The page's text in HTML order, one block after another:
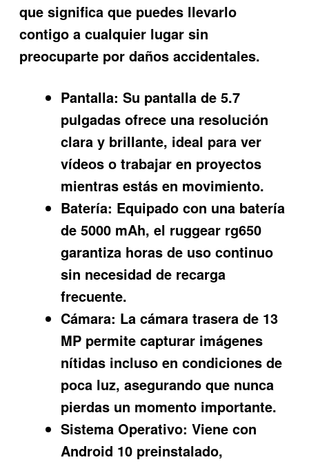
que significa que puedes llevarlo
contigo a cualquier lugar sin
preocuparte por daños accidentales.
Pantalla: Su pantalla de 5.7
pulgadas ofrece una resolución
clara y brillante, ideal para ver
vídeos o trabajar en proyectos
mientras estás en movimiento.
Batería: Equipado con una batería
de 5000 mAh, el ruggear rg650
garantiza horas de uso continuo
sin necesidad de recarga
frecuente.
Cámara: La cámara trasera de 13
MP permite capturar imágenes
nítidas incluso en condiciones de
poca luz, asegurando que nunca
pierdas un momento importante.
Sistema Operativo: Viene con
Android 10 preinstalado,